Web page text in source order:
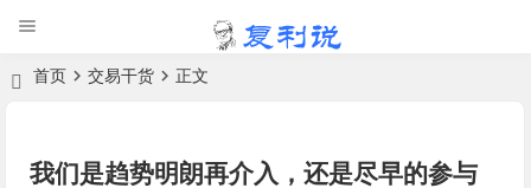
首页 交易干货 正文
我们是趋势明朗再介入，还是尽早的参与